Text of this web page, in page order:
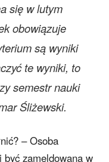
się w lutym
obowiązuje
są wyniki
te wyniki, to
semestr nauki
Śliżewski.
– Osoba
być zameldowana w